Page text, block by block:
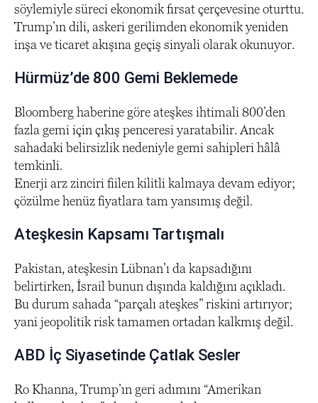
söylemiyle süreci ekonomik fırsat çerçevesine oturttu.
Trump’ın dili, askeri gerilimden ekonomik yeniden
inşa ve ticaret akışına geçiş sinyali olarak okunuyor.
Hürmüz’de 800 Gemi Beklemede
Bloomberg haberine göre ateşkes ihtimali 800’den
fazla gemi için çıkış penceresi yaratabilir. Ancak
sahadaki belirsizlik nedeniyle gemi sahipleri hâlâ
temkinli.
Enerji arz zinciri fiilen kilitli kalmaya devam ediyor;
çözülme henüz fiyatlara tam yansımış değil.
Ateşkesin Kapsamı Tartışmalı
Pakistan, ateşkesin Lübnan’ı da kapsadığını
belirtirken, İsrail bunun dışında kaldığını açıkladı.
Bu durum sahada “parçalı ateşkes” riskini artırıyor;
yani jeopolitik risk tamamen ortadan kalkmış değil.
ABD İç Siyasetinde Çatlak Sesler
Ro Khanna, Trump’ın geri adımını “Amerikan